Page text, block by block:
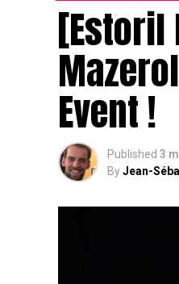
[Estoril
Event !
Published 3
ByJean-